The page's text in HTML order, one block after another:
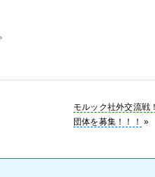
モルック社外交流戦
団体を募集！！！ »